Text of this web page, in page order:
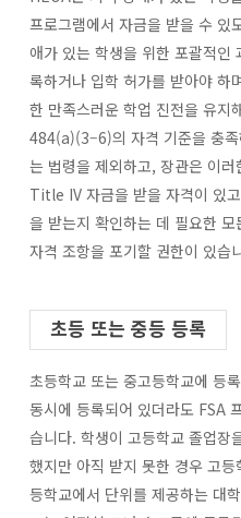
프로그램에서 자금을 받을 수 있
애가 있는 학생을 위한 포괄적인
록하거나 입학 허가를 받아야 하
한 만족스러운 학업 진전을 유지
484(a)(3–6)의 자격 기준을 충
는 법령을 제외하고, 장관은 이
Title IV 자금을 받을 자격이 있
을 받는지 확인하는 데 필요한
자격 조항을 포기할 권한이 있습
초등 또는 중등 등록
초등학교 또는 중고등학교에 등
동시에 등록되어 있더라도 FSA
습니다. 학생이 고등학교 졸업장
했지만 아직 받지 못한 경우 고
등학교에서 단위를 제공하는 대